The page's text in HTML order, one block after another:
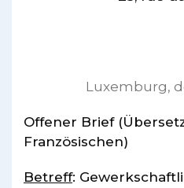
Luxemburg,
Offener Brief
Französischen)
Betreff: